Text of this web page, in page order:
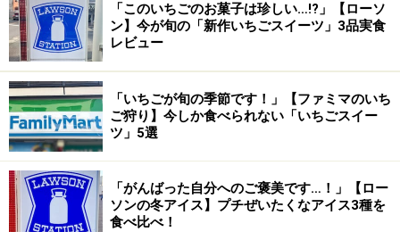
チップスター 紀州の梅味(ヤマザキナビス
コ)
チップスター 紀州の梅味(ヤマザキナビスコ)
梅風味スケール ★★★☆☆(3)
「このいちごのお菓子は珍しい…!?」【ローソ
ン】今が旬の「新作いちごスイーツ」3品実食
レビュー
「いちごが旬の季節です！」【ファミマのいち
ご狩り】今しか食べられない「いちごスイー
ツ」5選
「がんばった自分へのご褒美です…！」【ロー
ソンの冬アイス】プチぜいたくなアイス3種を
食べ比べ！